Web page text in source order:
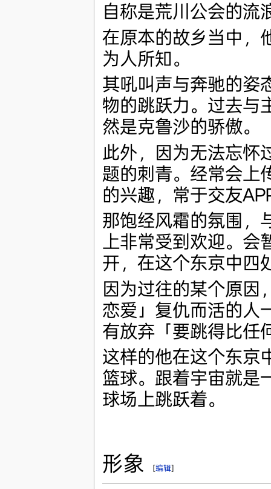
自称是荒川公会的流
在原本的故乡当中，
为人所知。
其吼叫声与奔驰的姿
物的跳跃力。过去与
然是克鲁沙的骄傲。
此外，因为无法忘怀
题的刺青。经常会上
的兴趣，常于交友
那饱经风霜的氛围，
上非常受到欢迎。会
开，在这个东京中四
因为过往的某个原因
恋爱」复仇而活的人
有放弃「要跳得比任
这样的他在这个东京
篮球。跟着宇宙就是
球场上跳跃着。
形象 [编辑]